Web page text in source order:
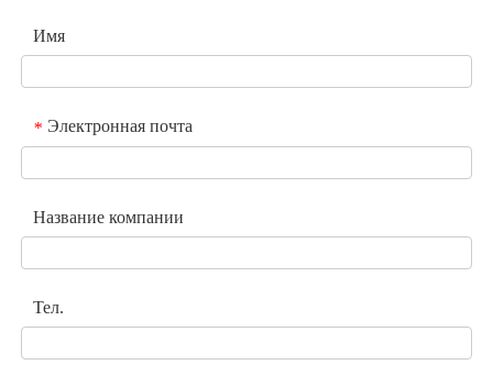
Имя
* Электронная почта
Название компании
Тел.